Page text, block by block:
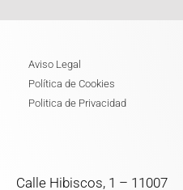
Aviso Legal
Política de Cookies
Politica de Privacidad
Calle Hibiscos, 1 – 11007